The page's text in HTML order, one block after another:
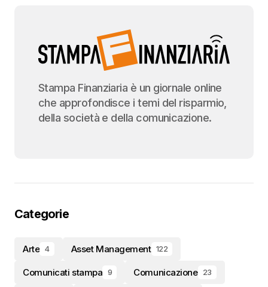
Stampa Finanziaria è un giornale online
che approfondisce i temi del risparmio,
della società e della comunicazione.
Categorie
Arte 4 Asset Management 122
Comunicati stampa 9 Comunicazione 23